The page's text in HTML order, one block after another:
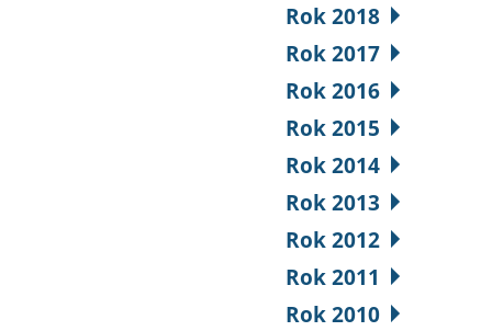
Rok 2018
Rok 2017
Rok 2016
Rok 2015
Rok 2014
Rok 2013
Rok 2012
Rok 2011
Rok 2010